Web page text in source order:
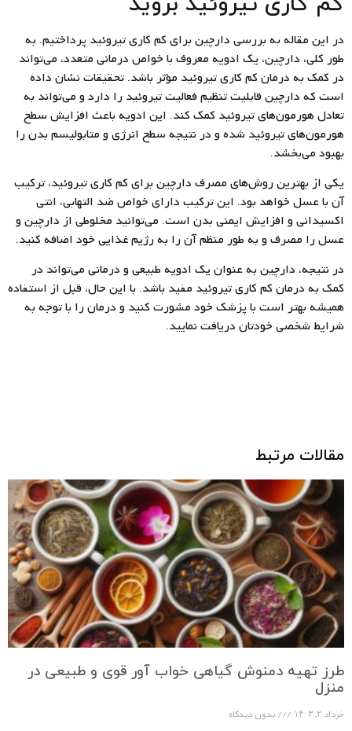
در این مقاله به بررسی دارچین برای کم کاری تیروئید پرداختیم. به
طور کلی، دارچین، یک ادویه معروف با خواص درمانی متعدد، می‌تواند
در کمک به درمان کم کاری تیروئید مؤثر باشد. تحقیقات نشان داده
است که دارچین قابلیت تنظیم فعالیت تیروئید را دارد و می‌تواند به
تعادل هورمون‌های تیروئید کمک کند. این ادویه باعث افزایش سطح
هورمون‌های تیروئید شده و در نتیجه سطح انرژی و متابولیسم بدن را
بهبود می‌بخشد.
یکی از بهترین روش‌های مصرف دارچین برای کم کاری تیروئید، ترکیب
آن با عسل خواهد بود. این ترکیب دارای خواص ضد التهابی، انتی
اکسیدانی و افزایش ایمنی بدن است. می‌توانید مخلوطی از دارچین و
عسل را مصرف و به طور منظم آن را به رژیم غذایی خود اضافه کنید.
در نتیجه، دارچین به عنوان یک ادویه طبیعی و درمانی می‌تواند در
کمک به درمان کم کاری تیروئید مفید باشد. با این حال، قبل از استفاده
همیشه بهتر است با پزشک خود مشورت کنید و درمان را با توجه به
شرایط شخصی خودتان دریافت نمایید‌.
مقالات مرتبط
طرز تهیه دمنوش گیاهی خواب آور قوی و طبیعی در
منزل
خرداد ۲, ۱۴۰۳ بدون دیدگاه